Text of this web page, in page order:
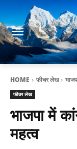
HOME फीचर लेख
फीचर लेख
भाजपा में
महत्व